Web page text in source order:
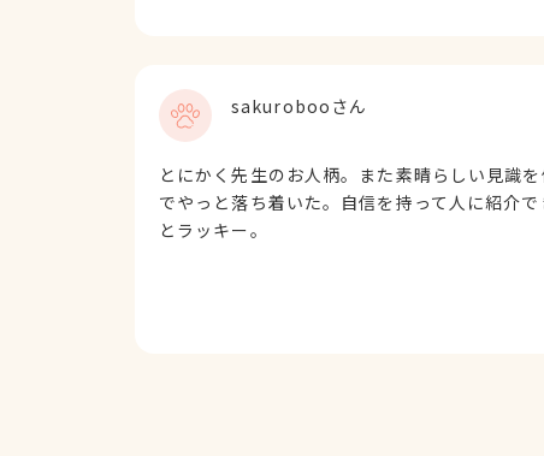
sakurobooさん
とにかく先生のお人柄。また素晴らしい見識
でやっと落ち着いた。自信を持って人に紹介
とラッキー。